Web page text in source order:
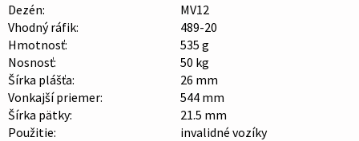
Dezén:
MV12
Vhodný ráfik:
489-20
Hmotnosť:
535 g
Nosnosť:
50 kg
Šírka plášťa:
26 mm
Vonkajší priemer:
544 mm
Šírka pätky:
21.5 mm
Použitie:
invalidné vozíky